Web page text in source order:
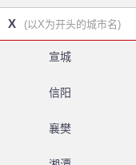
X (以X为开头的城市名)
宣城
信阳
襄樊